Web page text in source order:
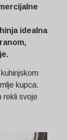
idealna
kupca.
rekli svoje